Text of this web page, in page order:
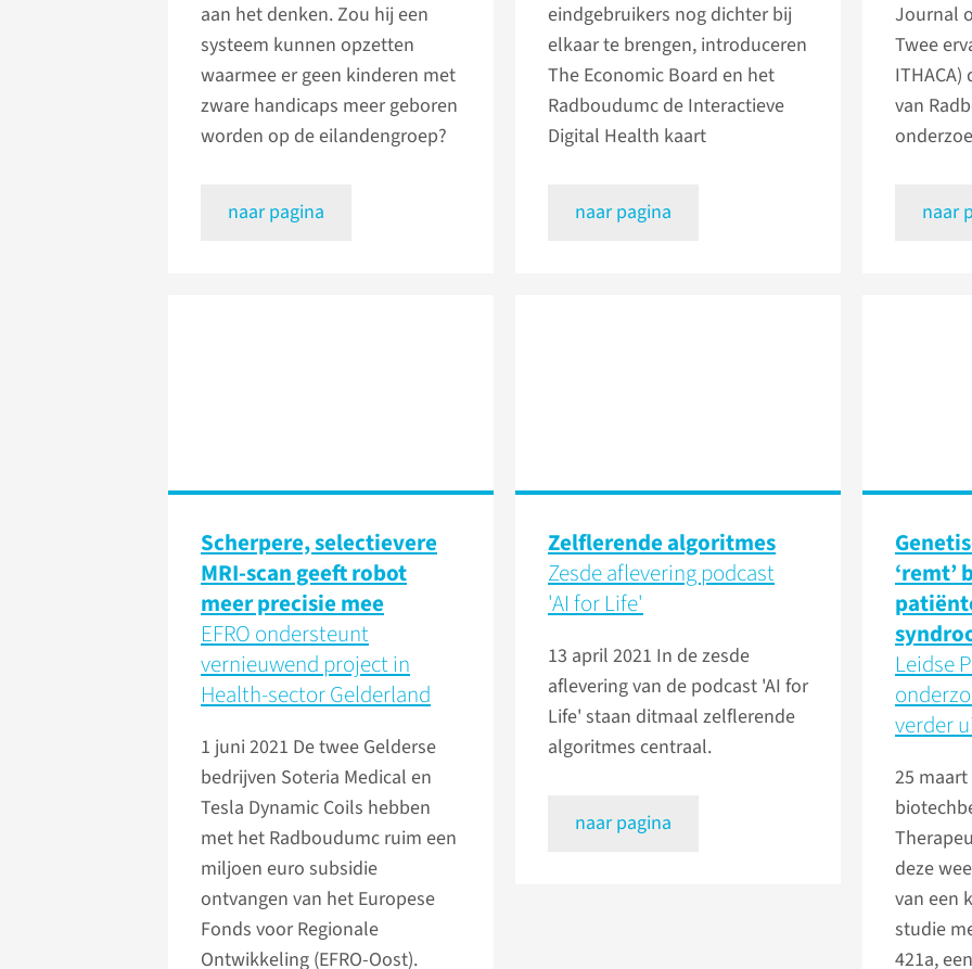
aan het denken. Zou hij een
systeem kunnen opzetten
waarmee er geen kinderen met
zware handicaps meer geboren
worden op de eilandengroep?
naar pagina
eindgebruikers nog dichter bij
elkaar te brengen, introduceren
The Economic Board en het
Radboudumc de Interactieve
Digital Health kaart
naar pagina
Journal
Twee
van
naar
Scherpere, selectievere
MRI-scan geeft robot
meer precisie mee
EFRO ondersteunt
vernieuwend project in
Health-sector Gelderland
1 juni 2021 De twee Gelderse
bedrijven Soteria Medical en
Tesla Dynamic Coils hebben
met het Radboudumc ruim een
miljoen euro subsidie
ontvangen van het Europese
Fonds voor Regionale
Ontwikkeling (EFRO-Oost).
Zelflerende algoritmes
Zesde aflevering podcast
'AI for Life'
13 april 2021 In de zesde
aflevering van de podcast 'AI for
Life' staan ditmaal zelflerende
algoritmes centraal.
naar pagina
‘remt’
Leidse
verder
25
deze
van een
studie
421a,